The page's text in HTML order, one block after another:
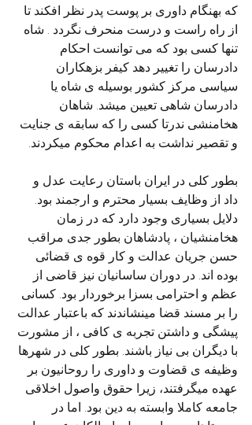
که بهنگام داوری بر پوست پدر نظر افکند تا
از راه راست و درست منحرف نگردد . شاه
تنها کسی بود که می توانست احکام
دادرسان را تغییر دهد کیفر بزهکاران
سیاسی مرکز کشور بوسیله ی شاه یا
دادرسان شاهی تعیین میشد. شاهان
هخامنشی ندرتا کسی را که سابقه ی جنایت
و تقصیر نداشت به اعدام محکوم میکردند.
بطور کلی در ایران باستان رعایت عدل و
داد از وظایف بسیار محترم و ارجمند بود.
دلایل بسیاری وجود دارد که در زمان
هخامنشیان ، پادشاهان بطور جدی مراقب
حسن جریان عدالت و کار قوه ی قضائی
بوده اند. در دوران ساسانیان نیز قاضی از
عظم و احترامی بسزا برخوردار بود. کسانی
را بر مسند قضا مینشاندند که باعتبار عدالت
پیشگی و داشتن تجربه ی کافی ، از مشورت
با دیگران بی نیاز باشند. بطور کلی در شهرها
وظیفه ی قضاوت و داوری را روحانیون بر
عهده میگرفتند، زیرا حقوق واصول اخلاقی
جامعه کاملا وابسته به دین بود. اما در